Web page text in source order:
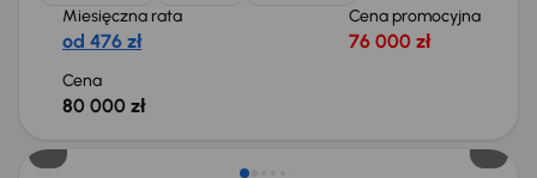
Miesięczna rata
od 476 zł
Cena promocyjna
76 000 zł
Cena
80 000 zł
Możliwość odliczenia VAT